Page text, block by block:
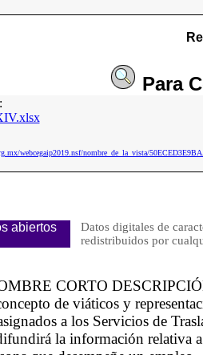
Para
webcegaip2019.nsf/nombre_de_la_vista/
abiertos
Datos digitales de
redistribuidos por
CORTO
de viáticos y
a los Servicios de
la información relativa